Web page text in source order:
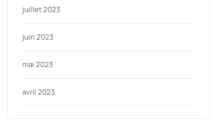
juillet 2023
juin 2023
mai 2023
avril 2023